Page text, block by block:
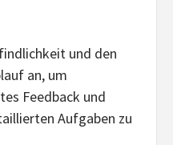
und den
an, um
Feedback und
Aufgaben zu